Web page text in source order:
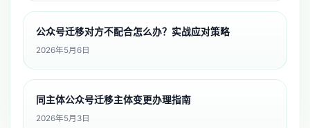
公众号迁移对方不配合怎么办？实战应对策略
2026年5月6日
同主体公众号迁移主体变更办理指南
2026年5月3日